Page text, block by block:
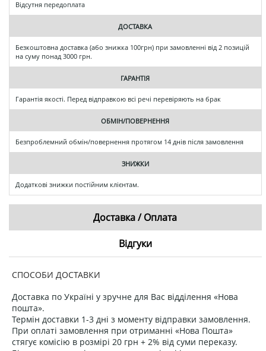
Відсутня передоплата
ДОСТАВКА
Безкоштовна доставка (або знижка 100грн) при замовленні від 2 позицій
на суму понад 3000 грн.
ГАРАНТІЯ
Гарантія якості. Перед відправкою всі речі перевіряють на брак
ОБМІН/ПОВЕРНЕННЯ
Безпроблемний обмін/повернення протягом 14 днів після замовлення
ЗНИЖКИ
Додаткові знижки постійним клієнтам.
Доставка / Оплата
Відгуки
СПОСОБИ ДОСТАВКИ
Доставка по Україні у зручне для Вас відділення «Нова
пошта».
Термін доставки 1-3 дні з моменту відправки замовлення.
При оплаті замовлення при отриманні «Нова Пошта»
стягує комісію в розмірі 20 грн + 2% від суми переказу.